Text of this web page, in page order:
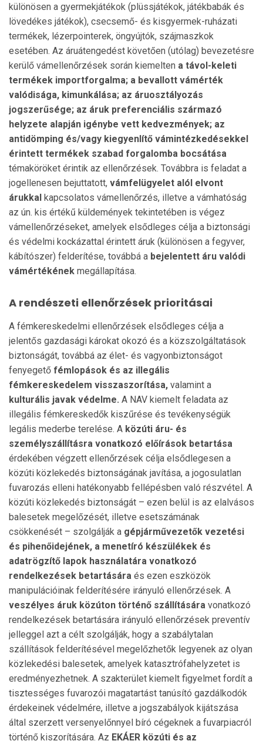
különösen a gyermekjátékok (plüssjátékok, játékbabák és
lövedékes játékok), csecsemő- és kisgyermek-ruházati
termékek, lézerpointerek, öngyújtók, szájmaszkok
esetében. Az áruátengedést követően (utólag) bevezetésre
kerülő vámellenőrzések során kiemelten a távol-keleti
termékek importforgalma; a bevallott vámérték
valódisága, kimunkálása; az áruosztályozás
jogszerűsége; az áruk preferenciális származó
helyzete alapján igénybe vett kedvezmények; az
antidömping és/vagy kiegyenlítő vámintézkedésekkel
érintett termékek szabad forgalomba bocsátása
témaköröket érintik az ellenőrzések. Továbbra is feladat a
jogellenesen bejuttatott, vámfelügyelet alól elvont
árukkal kapcsolatos vámellenőrzés, illetve a vámhatóság
az ún. kis értékű küldemények tekintetében is végez
vámellenőrzéseket, amelyek elsődleges célja a biztonsági
és védelmi kockázattal érintett áruk (különösen a fegyver,
kábítószer) felderítése, továbbá a bejelentett áru valódi
vámértékének megállapítása.
A rendészeti ellenőrzések prioritásai
A fémkereskedelmi ellenőrzések elsődleges célja a
jelentős gazdasági károkat okozó és a közszolgáltatások
biztonságát, továbbá az élet- és vagyonbiztonságot
fenyegető fémlopások és az illegális
fémkereskedelem visszaszorítása, valamint a
kulturális javak védelme. A NAV kiemelt feladata az
illegális fémkereskedők kiszűrése és tevékenységük
legális mederbe terelése. A közúti áru- és
személyszállításra vonatkozó előírások betartása
érdekében végzett ellenőrzések célja elsődlegesen a
közúti közlekedés biztonságának javítása, a jogosulatlan
fuvarozás elleni hatékonyabb fellépésben való részvétel. A
közúti közlekedés biztonságát – ezen belül is az elalvásos
balesetek megelőzését, illetve esetszámának
csökkenését – szolgálják a gépjárművezetők vezetési
és pihenőidejének, a menetíró készülékek és
adatrögzítő lapok használatára vonatkozó
rendelkezések betartására és ezen eszközök
manipulációinak felderítésére irányuló ellenőrzések. A
veszélyes áruk közúton történő szállítására vonatkozó
rendelkezések betartására irányuló ellenőrzések preventív
jelleggel azt a célt szolgálják, hogy a szabálytalan
szállítások felderítésével megelőzhetők legyenek az olyan
közlekedési balesetek, amelyek katasztrófahelyzetet is
eredményezhetnek. A szakterület kiemelt figyelmet fordít a
tisztességes fuvarozói magatartást tanúsító gazdálkodók
érdekeinek védelmére, illetve a jogszabályok kijátszása
által szerzett versenyelőnnyel bíró cégeknek a fuvarpiacról
történő kiszorítására. Az EKÁER közúti és az